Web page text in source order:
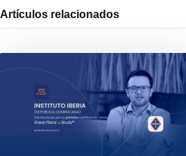
Artículos relacionados